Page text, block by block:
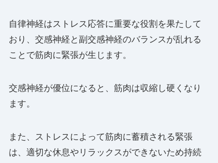
自律神経はストレス応答に重要な役割を果たして
おり、交感神経と副交感神経のバランスが乱れる
ことで筋肉に緊張が生じます。
交感神経が優位になると、筋肉は収縮し硬くなり
ます。
また、ストレスによって筋肉に蓄積される緊張
は、適切な休息やリラックスができないため持続